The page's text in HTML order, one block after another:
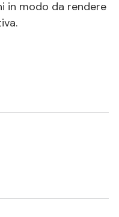
in modo da rendere